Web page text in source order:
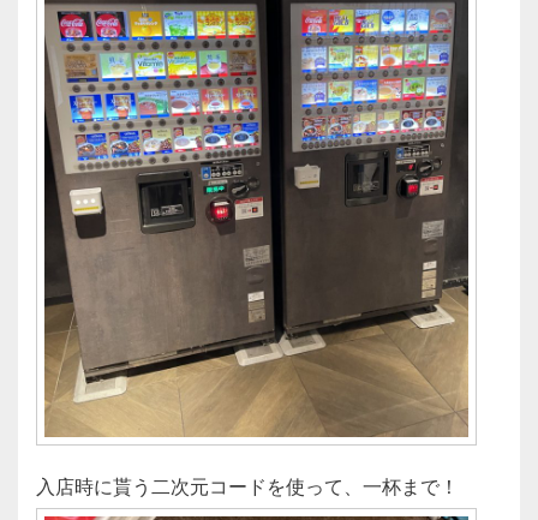
入店時に貰う二次元コードを使って、一杯まで！